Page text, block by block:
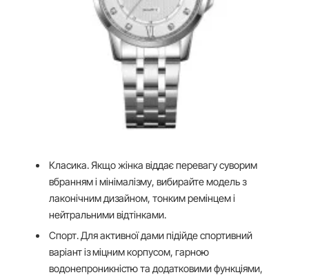
Класика. Якщо жінка віддає перевагу суворим
вбранням і мінімалізму, вибирайте модель з
лаконічним дизайном, тонким ремінцем і
нейтральними відтінками.
Спорт. Для активної дами підійде спортивний
варіант із міцним корпусом, гарною
водонепроникністю та додатковими функціями,